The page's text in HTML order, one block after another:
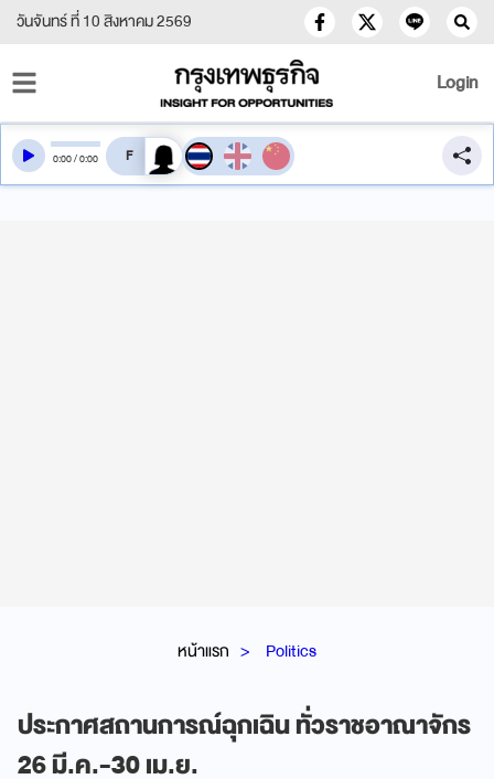
วันจันทร์ ที่ 10 สิงหาคม 2569
Login
หน้าแรก Politics
ประกาศสถานการณ์ฉุกเฉิน ทั่วราชอาณาจักร
26 มี.ค.-30 เม.ย.
0:00/0:00 สลับเสียงอ่าน